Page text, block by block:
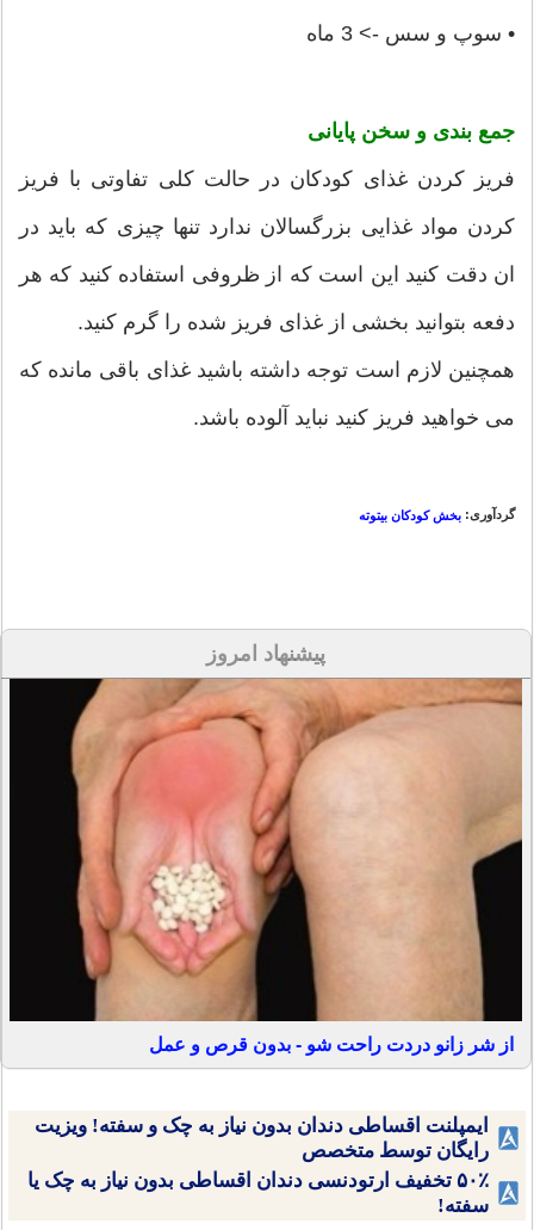
• سوپ و سس -> 3 ماه
جمع بندی و سخن پایانی
فریز کردن غذای کودکان در حالت کلی تفاوتی با فریز
کردن مواد غذایی بزرگسالان ندارد تنها چیزی که باید در
ان دقت کنید این است که از ظروفی استفاده کنید که هر
دفعه بتوانید بخشی از غذای فریز شده را گرم کنید.
همچنین لازم است توجه داشته باشید غذای باقی مانده که
می خواهید فریز کنید نباید آلوده باشد.
گردآوری: بخش کودکان بیتوته
پیشنهاد امروز
از شر زانو دردت راحت شو - بدون قرص و عمل
ایمپلنت اقساطی دندان بدون نیاز به چک و سفته! ویزیت
رایگان توسط متخصص
۵۰٪ تخفیف ارتودنسی دندان اقساطی بدون نیاز به چک یا
سفته!